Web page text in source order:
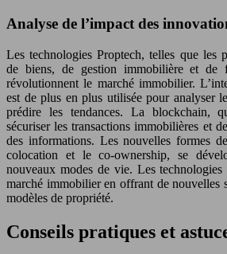
Analyse de l’impact des
Les technologies Proptech, telles que les
de biens, de gestion immobilière et de
révolutionnent le marché immobilier.
est de plus en plus utilisée pour analyser
prédire les tendances. La blockchain,
sécuriser les transactions immobilières et
des informations. Les nouvelles formes
colocation et le co-ownership, se
nouveaux modes de vie. Les
marché immobilier en offrant de nouvelles
modèles de propriété.
Conseils pratiques et